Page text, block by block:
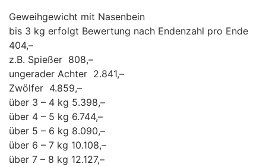
Geweihgewicht mit Nasenbein
bis 3 kg erfolgt Bewertung nach Endenzahl pro Ende
404,–
z.B. Spießer 808,–
ungerader Achter 2.841,–
Zwölfer 4.859,–
über 3 – 4 kg 5.398,–
über 4 – 5 kg 6.744,–
über 5 – 6 kg 8.090,–
über 6 – 7 kg 10.108,–
über 7 – 8 kg 12.127,–